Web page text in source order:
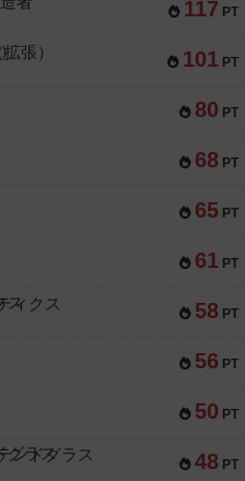
117 PT
101 PT
張）
80 PT
68 PT
65 PT
61 PT
58 PT
ィクス
56 PT
50 PT
48 PT
ンドグラス